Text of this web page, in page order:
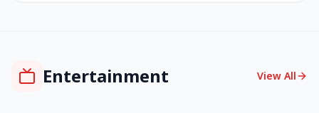
Entertainment View All